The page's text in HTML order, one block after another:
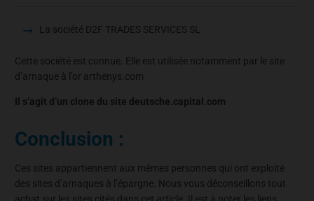
La société D2F TRADES SERVICES SL
Cette société est connue. Elle est utilisée notamment par le site
d’arnaque à l’or arthenys.com
Il s’agit d’un clone du site deutsche.capital.com
Conclusion :
Ces sites appartiennent aux mêmes personnes qui ont exploité
des sites d’arnaques à l’épargne. Nous vous déconseillons tout